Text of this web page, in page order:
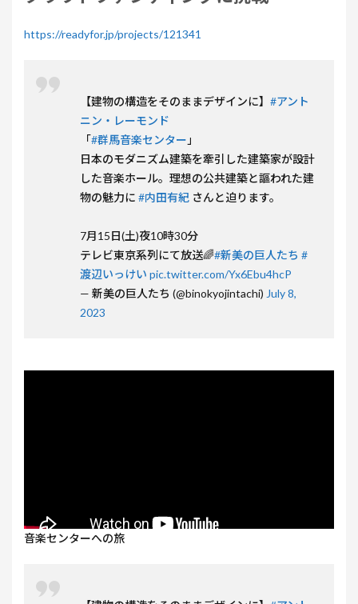
https://readyfor.jp/projects/121341
【建物の構造をそのままデザインに】 #アント
ニン・レーモンド
「#群馬音楽センター 」
日本のモダニズム建築を牽引した建築家が設計
した音楽ホール。理想の公共建築と謳われた建
物の魅力に #内田有紀 さんと迫ります。
7月15日(土)夜10時30分
テレビ東京系列にて放送🌈#新美の巨人たち #
渡辺いっけい pic.twitter.com/Yx6Ebu4hcP
— 新美の巨人たち (@binokyojintachi) July 8,
2023
音楽センターへの旅